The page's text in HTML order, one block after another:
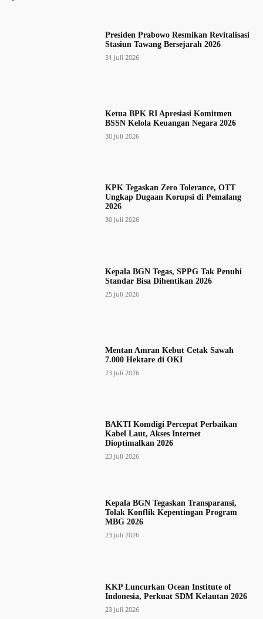
Presiden Prabowo Resmikan Revitalisasi
Stasiun Tawang Bersejarah 2026
31 Juli 2026
Ketua BPK RI Apresiasi Komitmen
BSSN Kelola Keuangan Negara 2026
30 Juli 2026
KPK Tegaskan Zero Tolerance, OTT
Ungkap Dugaan Korupsi di Pemalang
2026
30 Juli 2026
Kepala BGN Tegas, SPPG Tak Penuhi
Standar Bisa Dihentikan 2026
25 Juli 2026
Mentan Amran Kebut Cetak Sawah
7.000 Hektare di OKI
23 Juli 2026
BAKTI Komdigi Percepat Perbaikan
Kabel Laut, Akses Internet
Dioptimalkan 2026
23 Juli 2026
Kepala BGN Tegaskan Transparansi,
Tolak Konflik Kepentingan Program
MBG 2026
23 Juli 2026
KKP Luncurkan Ocean Institute of
Indonesia, Perkuat SDM Kelautan 2026
23 Juli 2026